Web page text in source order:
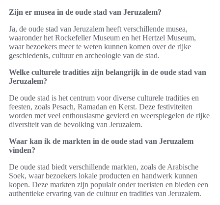
Zijn er musea in de oude stad van Jeruzalem?
Ja, de oude stad van Jeruzalem heeft verschillende musea,
waaronder het Rockefeller Museum en het Hertzel Museum,
waar bezoekers meer te weten kunnen komen over de rijke
geschiedenis, cultuur en archeologie van de stad.
Welke culturele tradities zijn belangrijk in de oude stad van
Jeruzalem?
De oude stad is het centrum voor diverse culturele tradities en
feesten, zoals Pesach, Ramadan en Kerst. Deze festiviteiten
worden met veel enthousiasme gevierd en weerspiegelen de rijke
diversiteit van de bevolking van Jeruzalem.
Waar kan ik de markten in de oude stad van Jeruzalem
vinden?
De oude stad biedt verschillende markten, zoals de Arabische
Soek, waar bezoekers lokale producten en handwerk kunnen
kopen. Deze markten zijn populair onder toeristen en bieden een
authentieke ervaring van de cultuur en tradities van Jeruzalem.